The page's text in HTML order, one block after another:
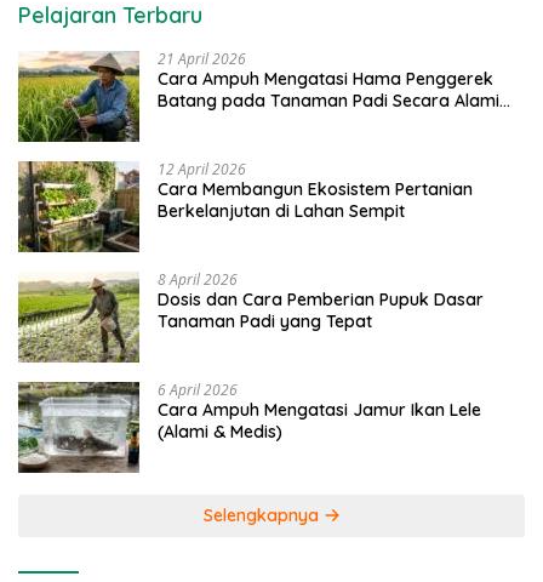
Pelajaran Terbaru
21 April 2026
Cara Ampuh Mengatasi Hama Penggerek
Batang pada Tanaman Padi Secara Alami
12 April 2026
Cara Membangun Ekosistem Pertanian
Berkelanjutan di Lahan Sempit
8 April 2026
Dosis dan Cara Pemberian Pupuk Dasar
Tanaman Padi yang Tepat
6 April 2026
Cara Ampuh Mengatasi Jamur Ikan Lele
(Alami & Medis)
Selengkapnya